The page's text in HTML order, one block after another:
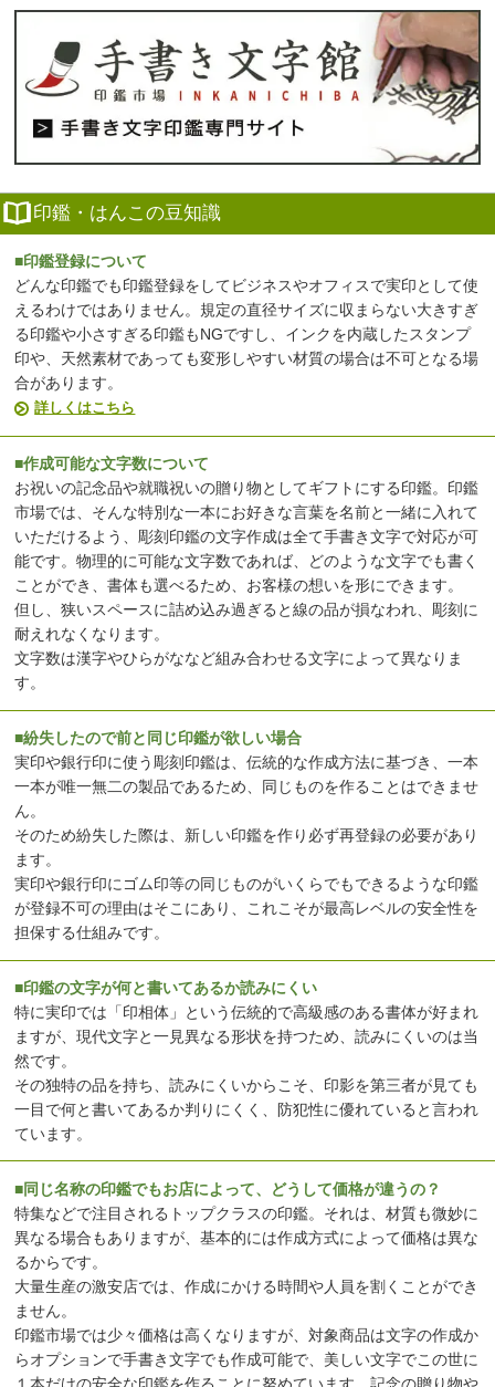
印鑑・はんこの豆知識
■印鑑登録について
どんな印鑑でも印鑑登録をしてビジネスやオフィスで実印として使
えるわけではありません。規定の直径サイズに収まらない大きすぎ
る印鑑や小さすぎる印鑑もNGですし、インクを内蔵したスタンプ
印や、天然素材であっても変形しやすい材質の場合は不可となる場
合があります。
詳しくはこちら
■作成可能な文字数について
お祝いの記念品や就職祝いの贈り物としてギフトにする印鑑。印鑑
市場では、そんな特別な一本にお好きな言葉を名前と一緒に入れて
いただけるよう、彫刻印鑑の文字作成は全て手書き文字で対応が可
能です。物理的に可能な文字数であれば、どのような文字でも書く
ことができ、書体も選べるため、お客様の想いを形にできます。
但し、狭いスペースに詰め込み過ぎると線の品が損なわれ、彫刻に
耐えれなくなります。
文字数は漢字やひらがななど組み合わせる文字によって異なりま
す。
■紛失したので前と同じ印鑑が欲しい場合
実印や銀行印に使う彫刻印鑑は、伝統的な作成方法に基づき、一本
一本が唯一無二の製品であるため、同じものを作ることはできませ
ん。
そのため紛失した際は、新しい印鑑を作り必ず再登録の必要があり
ます。
実印や銀行印にゴム印等の同じものがいくらでもできるような印鑑
が登録不可の理由はそこにあり、これこそが最高レベルの安全性を
担保する仕組みです。
■印鑑の文字が何と書いてあるか読みにくい
特に実印では「印相体」という伝統的で高級感のある書体が好まれ
ますが、現代文字と一見異なる形状を持つため、読みにくいのは当
然です。
その独特の品を持ち、読みにくいからこそ、印影を第三者が見ても
一目で何と書いてあるか判りにくく、防犯性に優れていると言われ
ています。
■同じ名称の印鑑でもお店によって、どうして価格が違うの？
特集などで注目されるトップクラスの印鑑。それは、材質も微妙に
異なる場合もありますが、基本的には作成方式によって価格は異な
るからです。
大量生産の激安店では、作成にかける時間や人員を割くことができ
ません。
印鑑市場では少々価格は高くなりますが、対象商品は文字の作成か
らオプションで手書き文字でも作成可能で、美しい文字でこの世に